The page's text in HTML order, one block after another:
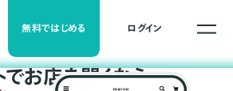
無料ではじめる ログイン
でお店を開くなら